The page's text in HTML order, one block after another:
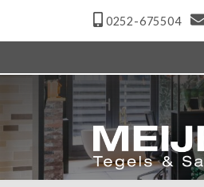
0252-675504